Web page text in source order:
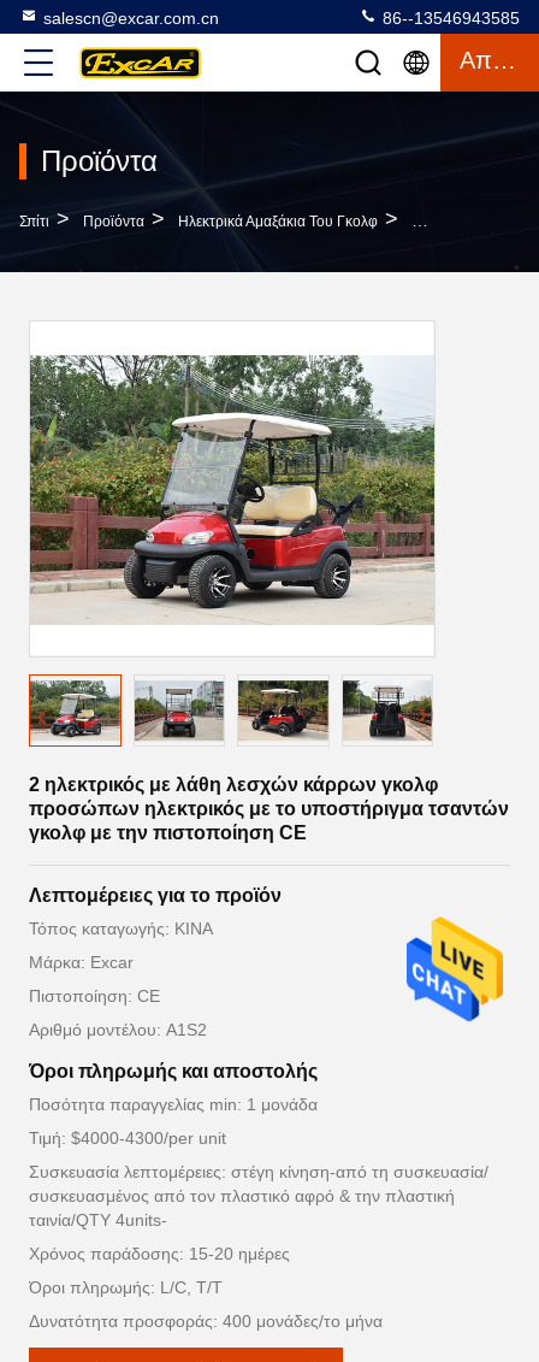
salescn@excar.com.cn 86--13546943585
Απόσπασμα
Προϊόντα
Σπίτι > Προϊόντα > Ηλεκτρικά Αμαξάκια Του Γκολφ > 2 Ηλεκτρικός Με
2 ηλεκτρικός με λάθη λεσχών κάρρων γκολφ
προσώπων ηλεκτρικός με το υποστήριγμα τσαντών
γκολφ με την πιστοποίηση CE
Λεπτομέρειες για το προϊόν
Τόπος καταγωγής: ΚΙΝΑ
Μάρκα: Excar
Πιστοποίηση: CE
Αριθμό μοντέλου: A1S2
Όροι πληρωμής και αποστολής
Ποσότητα παραγγελίας min: 1 μονάδα
Τιμή: $4000-4300/per unit
Συσκευασία λεπτομέρειες: στέγη κίνηση-από τη συσκευασία/
συσκευασμένος από τον πλαστικό αφρό & την πλαστική
ταινία/QTY 4units-
Χρόνος παράδοσης: 15-20 ημέρες
Όροι πληρωμής: L/C, T/T
Δυνατότητα προσφοράς: 400 μονάδες/το μήνα